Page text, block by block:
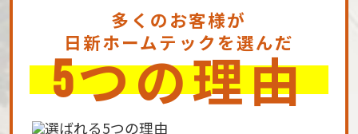
多くのお客様が
日新ホームテックを選んだ
5つの理由